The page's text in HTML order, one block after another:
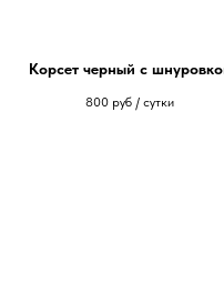
Корсет черный с
800 руб / сутки